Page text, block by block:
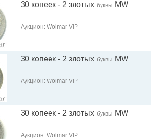
30 копеек - 2 злотых буквы MW
Аукцион: Wolmar VIP
30 копеек - 2 злотых буквы MW
Аукцион: Wolmar VIP
30 копеек - 2 злотых буквы MW
Аукцион: Wolmar VIP